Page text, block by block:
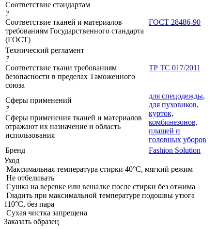
Соответствие стандартам
?
Соответствие тканей и материалов
требованиям Государственного стандарта
(ГОСТ)
ГОСТ 28486-90
Технический регламент
?
Соответствие ткани требованиям
безопасности в пределах Таможенного
союза
ТР ТС 017/2011
Сферы применений
?
Сферы применения тканей и материалов
отражают их назначение и область
использования
для спецодежды,
для пуховиков,
курток,
комбинезонов,
плащей и
головных уборов
Бренд
Fashion Solution
Уход
Максимальная температура стирки 40°C, мягкий режим
Не отбеливать
Сушка на веревке или вешалке после стирки без отжима
Гладить при максимальной температуре подошвы утюга
110°C, без пара
Сухая чистка запрещена
Заказать образец